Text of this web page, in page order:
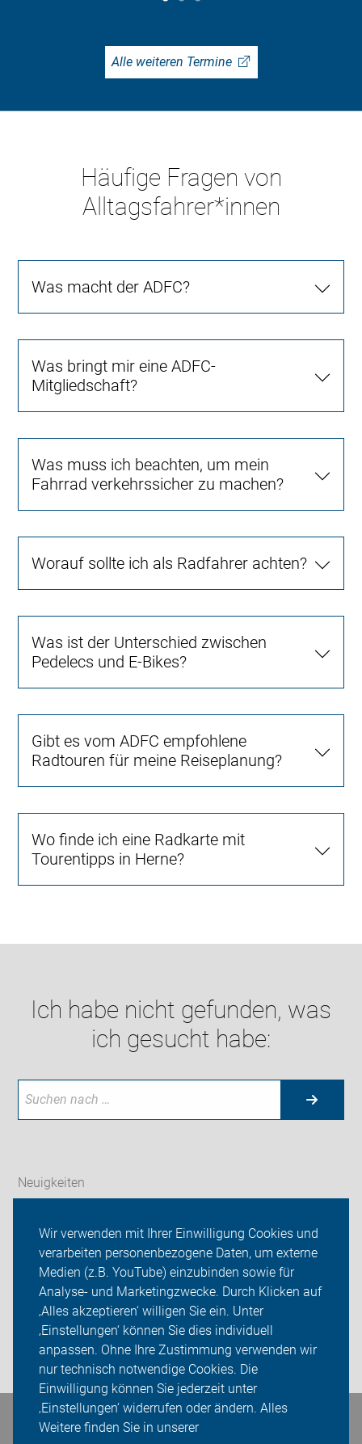
Wir verwenden mit Ihrer Einwilligung Cookies und
verarbeiten personenbezogene Daten, um externe
Medien (z.B. YouTube) einzubinden sowie für
Analyse- und Marketingzwecke. Durch Klicken auf
‚Alles akzeptieren‘ willigen Sie ein. Unter
‚Einstellungen‘ können Sie dies individuell
anpassen. Ohne Ihre Zustimmung verwenden wir
nur technisch notwendige Cookies. Die
Einwilligung können Sie jederzeit unter
‚Einstellungen‘ widerrufen oder ändern. Alles
Weitere finden Sie in unserer
Alle weiteren Termine
Häufige Fragen von
Alltagsfahrer*innen
Was macht der ADFC?
Was bringt mir eine ADFC-
Mitgliedschaft?
Was muss ich beachten, um mein
Fahrrad verkehrssicher zu machen?
Worauf sollte ich als Radfahrer achten?
Was ist der Unterschied zwischen
Pedelecs und E-Bikes?
Gibt es vom ADFC empfohlene
Radtouren für meine Reiseplanung?
Wo finde ich eine Radkarte mit
Tourentipps in Herne?
Ich habe nicht gefunden, was
ich gesucht habe:
Neuigkeiten
Radfahren in Herne
Sei dabei
Presse
Login
Bleiben Sie in Kontakt